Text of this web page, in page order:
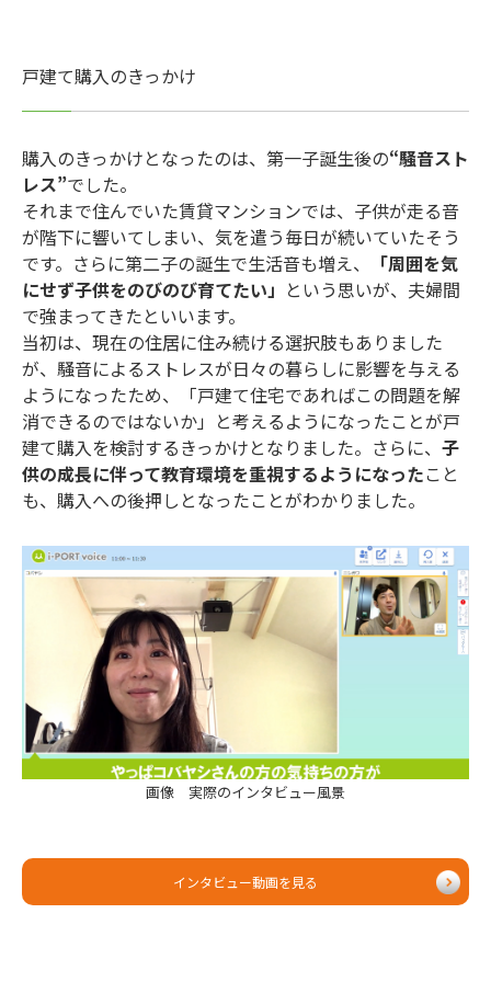
戸建て購入のきっかけ
購入のきっかけとなったのは、第一子誕生後の“騒音スト
レス”でした。
それまで住んでいた賃貸マンションでは、子供が走る音
が階下に響いてしまい、気を遣う毎日が続いていたそう
です。さらに第二子の誕生で生活音も増え、
「周囲を気
にせず子供をのびのび育てたい」 という思いが、夫婦間
で強まってきたといいます。
当初は、現在の住居に住み続ける選択肢もありました
が、騒音によるストレスが日々の暮らしに影響を与える
ようになったため、「戸建て住宅であればこの問題を解
消できるのではないか」と考えるようになったことが戸
建て購入を検討するきっかけとなりました。さらに、 子
供の成長に伴って教育環境を重視するようになったこと
も、購入への後押しとなったことがわかりました。
画像 実際のインタビュー風景
インタビュー動画を見る